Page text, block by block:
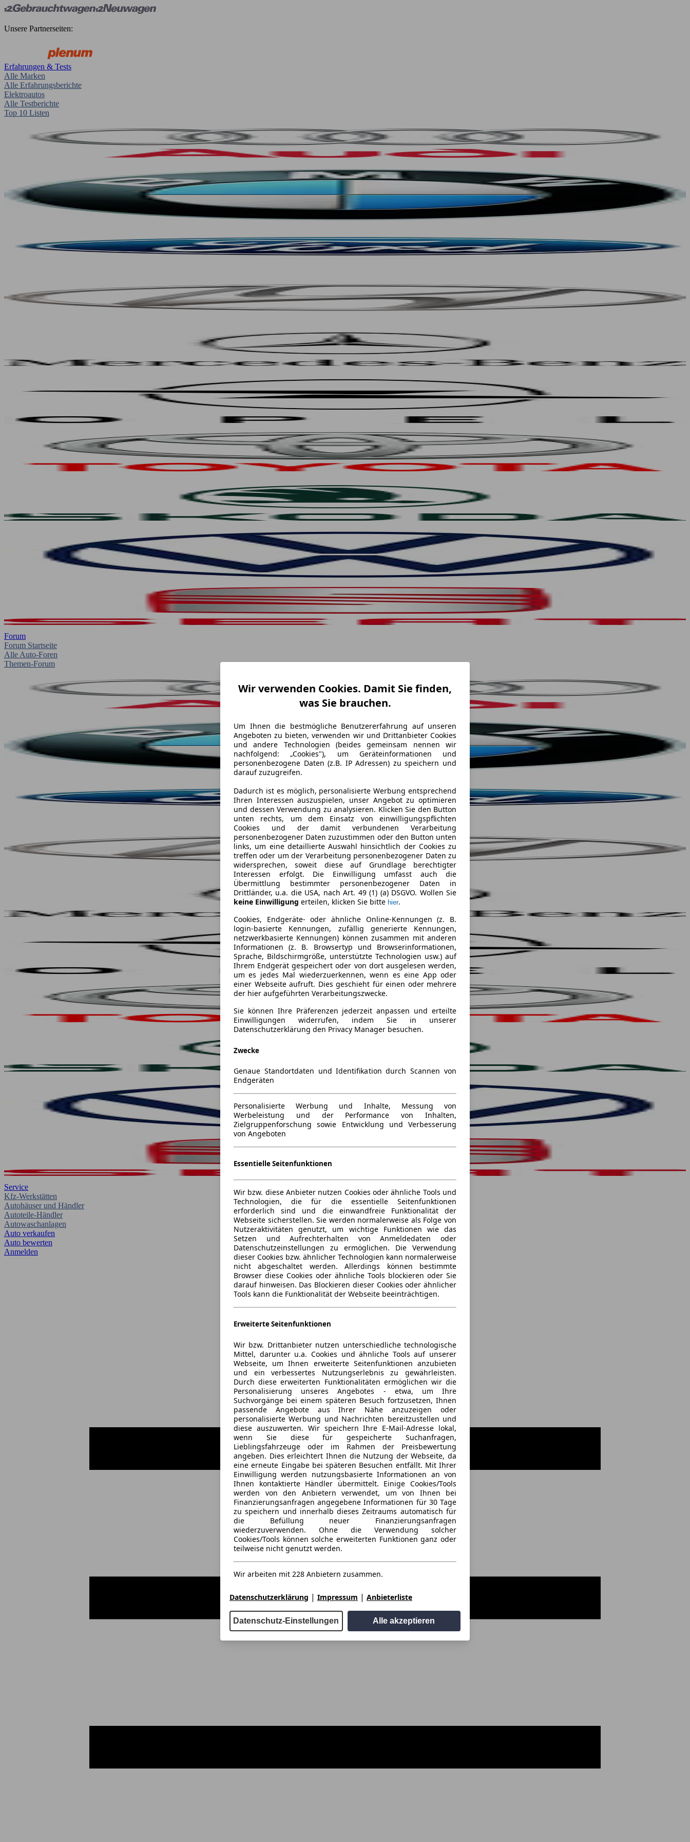
Unsere Partnerseiten:
Erfahrungen & Tests
Alle Marken
Alle Erfahrungsberichte
Elektroautos
Alle Testberichte
Top 10 Listen
Forum
Forum Startseite
Alle Auto-Foren
Themen-Forum
Service
Kfz-Werkstätten
Autohäuser und Händler
Autoteile-Händler
Autowaschanlagen
Auto verkaufen
Auto bewerten
Anmelden
Wir verwenden Cookies. Damit Sie finden,
was Sie brauchen.
Um Ihnen die bestmögliche Benutzererfahrung auf unseren
Angeboten zu bieten, verwenden wir und Drittanbieter Cookies
und andere Technologien (beides gemeinsam nennen wir
nachfolgend: „Cookies"), um Geräteinformationen und
personenbezogene Daten (z.B. IP Adressen) zu speichern und
darauf zuzugreifen.
Dadurch ist es möglich, personalisierte Werbung entsprechend
Ihren Interessen auszuspielen, unser Angebot zu optimieren
und dessen Verwendung zu analysieren. Klicken Sie den Button
unten rechts, um dem Einsatz von einwilligungspflichten
Cookies und der damit verbundenen Verarbeitung
personenbezogener Daten zuzustimmen oder den Button unten
links, um eine detaillierte Auswahl hinsichtlich der Cookies zu
treffen oder um der Verarbeitung personenbezogener Daten zu
widersprechen, soweit diese auf Grundlage berechtigter
Interessen erfolgt. Die Einwilligung umfasst auch die
Übermittlung bestimmter personenbezogener Daten in
Drittländer, u.a. die USA, nach Art. 49 (1) (a) DSGVO. Wollen Sie
keine Einwilligung erteilen, klicken Sie bitte hier.
Cookies, Endgeräte- oder ähnliche Online-Kennungen (z. B.
login-basierte Kennungen, zufällig generierte Kennungen,
netzwerkbasierte Kennungen) können zusammen mit anderen
Informationen (z. B. Browsertyp und Browserinformationen,
Sprache, Bildschirmgröße, unterstützte Technologien usw.) auf
Ihrem Endgerät gespeichert oder von dort ausgelesen werden,
um es jedes Mal wiederzuerkennen, wenn es eine App oder
einer Webseite aufruft. Dies geschieht für einen oder mehrere
der hier aufgeführten Verarbeitungszwecke.
Sie können Ihre Präferenzen jederzeit anpassen und erteilte
Einwilligungen widerrufen, indem Sie in unserer
Datenschutzerklärung den Privacy Manager besuchen.
Zwecke
Genaue Standortdaten und Identifikation durch Scannen von
Endgeräten
Personalisierte Werbung und Inhalte, Messung von
Werbeleistung und der Performance von Inhalten,
Zielgruppenforschung sowie Entwicklung und Verbesserung
von Angeboten
Essentielle Seitenfunktionen
Wir bzw. diese Anbieter nutzen Cookies oder ähnliche Tools und
Technologien, die für die essentielle Seitenfunktionen
erforderlich sind und die einwandfreie Funktionalität der
Webseite sicherstellen. Sie werden normalerweise als Folge von
Nutzeraktivitäten genutzt, um wichtige Funktionen wie das
Setzen und Aufrechterhalten von Anmeldedaten oder
Datenschutzeinstellungen zu ermöglichen. Die Verwendung
dieser Cookies bzw. ähnlicher Technologien kann normalerweise
nicht abgeschaltet werden. Allerdings können bestimmte
Browser diese Cookies oder ähnliche Tools blockieren oder Sie
darauf hinweisen. Das Blockieren dieser Cookies oder ähnlicher
Tools kann die Funktionalität der Webseite beeinträchtigen.
Erweiterte Seitenfunktionen
Wir bzw. Drittanbieter nutzen unterschiedliche technologische
Mittel, darunter u.a. Cookies und ähnliche Tools auf unserer
Webseite, um Ihnen erweiterte Seitenfunktionen anzubieten
und ein verbessertes Nutzungserlebnis zu gewährleisten.
Durch diese erweiterten Funktionalitäten ermöglichen wir die
Personalisierung unseres Angebotes - etwa, um Ihre
Suchvorgänge bei einem späteren Besuch fortzusetzen, Ihnen
passende Angebote aus Ihrer Nähe anzuzeigen oder
personalisierte Werbung und Nachrichten bereitzustellen und
diese auszuwerten. Wir speichern Ihre E-Mail-Adresse lokal,
wenn Sie diese für gespeicherte Suchanfragen,
Lieblingsfahrzeuge oder im Rahmen der Preisbewertung
angeben. Dies erleichtert Ihnen die Nutzung der Webseite, da
eine erneute Eingabe bei späteren Besuchen entfällt. Mit Ihrer
Einwilligung werden nutzungsbasierte Informationen an von
Ihnen kontaktierte Händler übermittelt. Einige Cookies/Tools
werden von den Anbietern verwendet, um von Ihnen bei
Finanzierungsanfragen angegebene Informationen für 30 Tage
zu speichern und innerhalb dieses Zeitraums automatisch für
die Befüllung neuer Finanzierungsanfragen
wiederzuverwenden. Ohne die Verwendung solcher
Cookies/Tools können solche erweiterten Funktionen ganz oder
teilweise nicht genutzt werden.
Wir arbeiten mit 228 Anbietern zusammen.
Datenschutzerklärung | Impressum | Anbieterliste
Datenschutz-Einstellungen Alle akzeptieren